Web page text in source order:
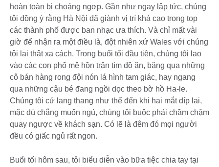
hoàn toàn bị choáng ngợp. Gần như ngay lập tức, chúng
tôi đồng ý rằng Hà Nội đã giành vị trí khá cao trong top
các thành phố được ban nhạc ưa thích. Và chỉ mất vài
giờ để nhận ra một điều là, đột nhiên xứ Wales với chúng
tôi lại thật xa cách. Trong buổi tối đầu tiên, chúng tôi lao
vào các con phố mê hồn trận tìm đồ ăn, băng qua những
cô bán hàng rong đội nón lá hình tam giác, hay ngang
qua những cậu bé đang ngồi dọc theo bờ hồ Ha-le.
Chúng tôi cứ lang thang như thế đến khi hai mắt díp lại,
mặc dù chẳng muốn ngủ, chúng tôi buộc phải chầm chậm
quay ngược về khách sạn. Có lẽ là đêm đó mọi người
đều có giấc ngủ rất ngon.
Buổi tối hôm sau, tôi biểu diễn vào bữa tiệc chia tay tại